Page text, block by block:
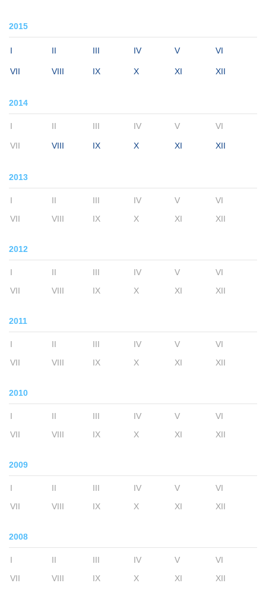
2015
I II III IV V VI
VII VIII IX X XI XII
2014
I II III IV V VI
VII VIII IX X XI XII
2013
I II III IV V
VI
VII
VIII IX X XI XII
2012
I II III IV V
VI
VII
VIII IX X XI XII
2011
I II III IV V
VI
VII
VIII IX X XI XII
2010
I II III IV V
VI
VII
VIII IX X XI XII
2009
I II III IV V
VI
VII
VIII IX X XI XII
2008
I II III IV V
VI
VII
VIII IX X XI XII